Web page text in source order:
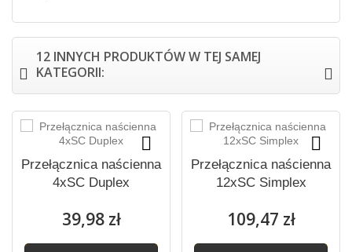
12 INNYCH PRODUKTÓW W TEJ SAMEJ
KATEGORII:
Przełącznica naścienna
4xSC Duplex
39,98 zł
Przełącznica naścienna
12xSC Simplex
109,47 zł